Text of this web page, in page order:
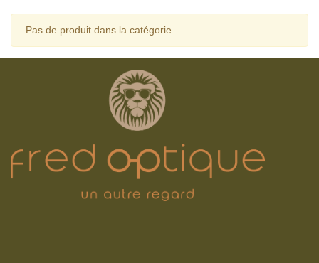
Pas de produit dans la catégorie.